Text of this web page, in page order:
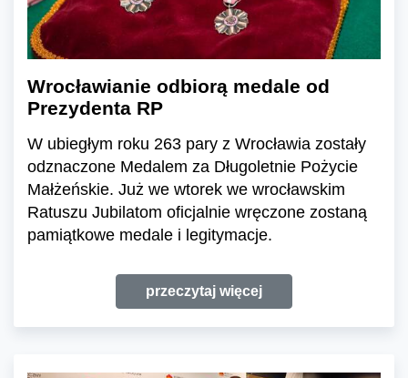
Wrocławianie odbiorą medale od
Prezydenta RP
W ubiegłym roku 263 pary z Wrocławia zostały
odznaczone Medalem za Długoletnie Pożycie
Małżeńskie. Już we wtorek we wrocławskim
Ratuszu Jubilatom oficjalnie wręczone zostaną
pamiątkowe medale i legitymacje.
przeczytaj więcej